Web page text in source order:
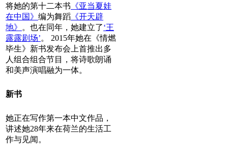
将她的第十二本书 《亚当夏娃
在中国》 编为舞蹈 《开天辟
地》
。也在同年，她建立了‘王
露露剧场’。 2015年她在《情燃
毕生》新书发布会上首推出多
人组合组合节目，将诗歌朗诵
和美声演唱融为一体。
新书
她正在写作第一本中文作品，
讲述她28年来在荷兰的生活工
作与见闻。